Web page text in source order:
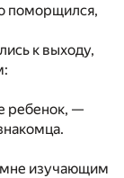
поморщился,
к выходу,
ребенок, —
изучающим